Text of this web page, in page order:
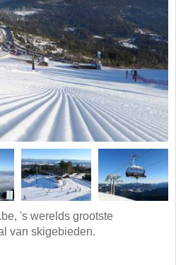
's werelds grootste
van skigebieden.